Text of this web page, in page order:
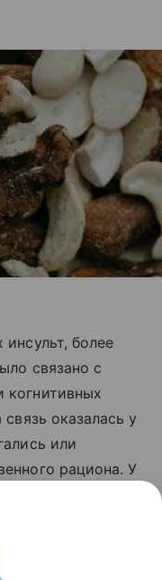
более
связано с
оказалась у
или
рациона. У